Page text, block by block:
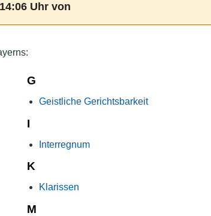
Uhr von
G
Geistliche Gerichtsbarkeit
I
Interregnum
K
Klarissen
M